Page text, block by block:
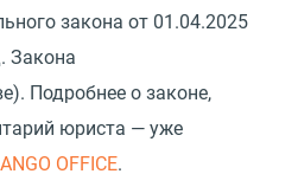
закона от 01.04.2025
Закона
Подробнее о законе,
юриста — уже
OFFICE.